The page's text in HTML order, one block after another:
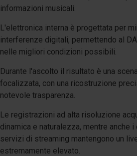
informazioni musicali.
L'elettronica interna è progettata per
interferenze digitali, permettendo al
nelle migliori condizioni possibili.
Durante l'ascolto il risultato è una
focalizzata, con una ricostruzione
notevole trasparenza.
Le registrazioni ad alta risoluzione
dinamica e naturalezza, mentre anche
servizi di streaming mantengono un
estremamente elevato.